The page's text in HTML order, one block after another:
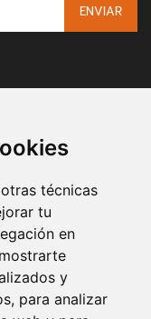
técnicas
tu
en
y
para analizar
ENVIAR